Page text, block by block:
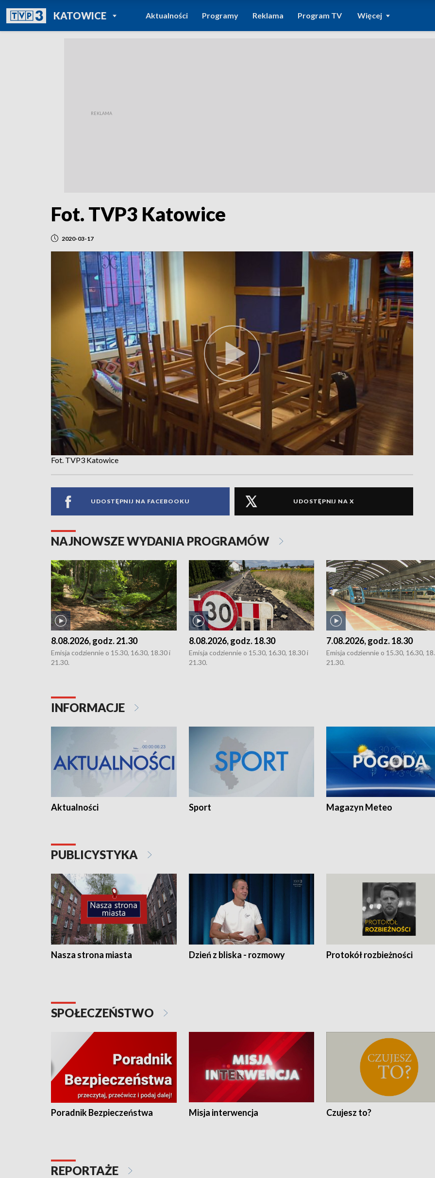
KATOWICEPOWRÓT DO
TVP REGIONY
Aktualności Programy Reklama Program TV Więcej
Fot. TVP3 Katowice
2020-03-17
Fot. TVP3 Katowice
UDOSTĘPNIJ NA FACEBOOKU UDOSTĘPNIJ NA X
NAJNOWSZE WYDANIA PROGRAMÓW
8.08.2026, godz. 21.30
Emisja codziennie o 15.30, 16.30, 18.30 i
21.30.
8.08.2026, godz. 18.30
Emisja codziennie o 15.30, 16.30, 18.30 i
21.30.
7.08.2026, godz. 18.30
Emisja codziennie o 15.30, 16.30,
21.30.
INFORMACJE
Aktualności Sport Magazyn Meteo
PUBLICYSTYKA
Nasza strona miasta Dzień z bliska - rozmowy Protokół rozbieżności
SPOŁECZEŃSTWO
Poradnik Bezpieczeństwa Misja interwencja Czujesz to?
REPORTAŻE